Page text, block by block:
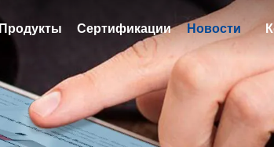
Продукты Сертификации Новости